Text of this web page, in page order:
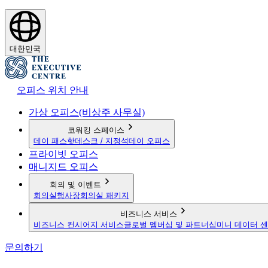
대한민국
오피스 위치 안내
가상 오피스(비상주 사무실)
코워킹 스페이스
데이 패스핫데스크 / 지정석데이 오피스
프라이빗 오피스
매니지드 오피스
회의 및 이벤트
회의실행사장회의실 패키지
비즈니스 서비스
비즈니스 컨시어지 서비스글로벌 멤버십 및 파트너십 미니 데이터
문의하기